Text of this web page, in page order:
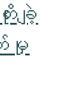
ချဲ့
မှု